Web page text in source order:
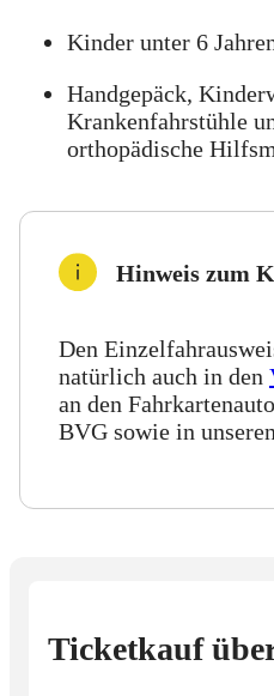
Kinder unter 6
Handgepäck,
Krankenfahrstühle
orthopädische
Hinweis zum
Den
natürlich auch in den
an den
BVG sowie in
Ticketkauf